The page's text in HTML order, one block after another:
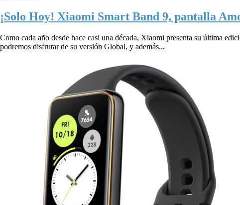
¡Solo Hoy! Xiaomi Smart Band 9, pantalla
Como cada año desde hace casi una década, Xiaomi presenta su última
podremos disfrutar de su versión Global, y además...